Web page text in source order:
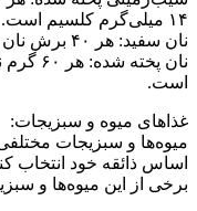
۱۴ میلی‌گرم کلسیم است.
نان سفید: هر ۴۰ برش نان سفید، حاوی ۱۲ میلی‌گرم کلسیم است.
است.
غذاهای میوه و سبزیجات:
میوه‌ها و سبزیجات مختلفی
اساس ذائقه خود انتخاب
برخی از این میوه‌ها و